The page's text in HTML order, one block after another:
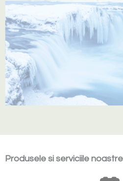
Produsele si serviciile